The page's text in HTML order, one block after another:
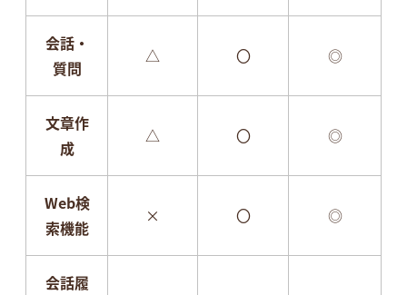
会話・
質問
△ 〇 ◎
文章作
成
△ 〇 ◎
Web検
索機能
× 〇 ◎
会話履